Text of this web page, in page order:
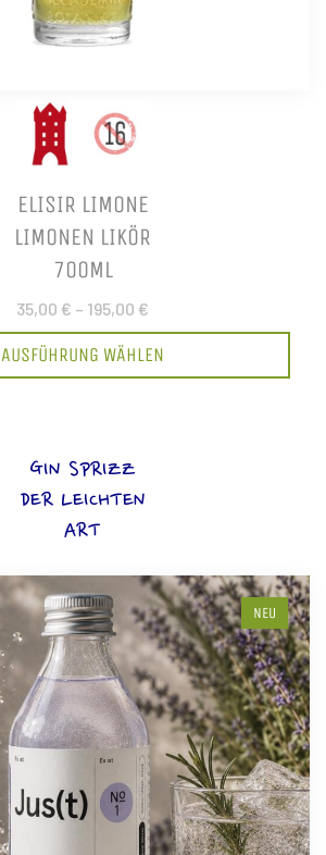
ELISIR LIMONE
LIMONEN LIKÖR
700ML
35,00 € – 195,00 €
AUSFÜHRUNG WÄHLEN
GIN SPRIZZ
DER LEICHTEN
ART
NEU